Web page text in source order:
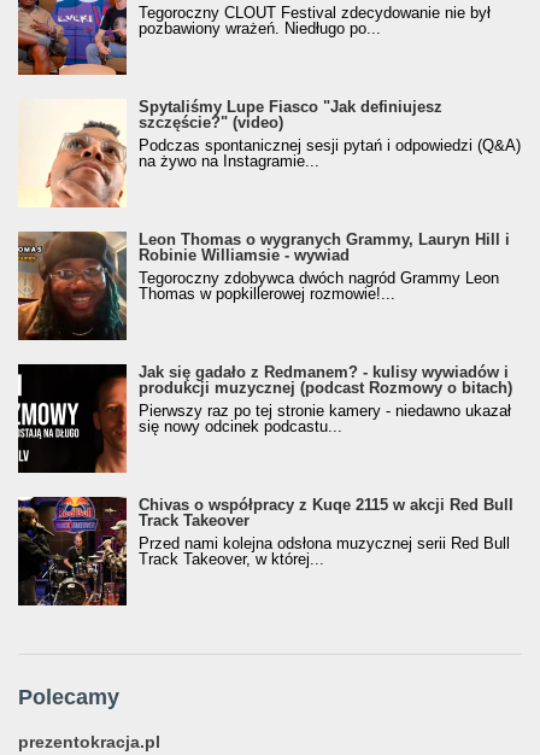
Tegoroczny CLOUT Festival zdecydowanie nie był
pozbawiony wrażeń. Niedługo po...
Spytaliśmy Lupe Fiasco "Jak definiujesz
szczęście?" (video)
Podczas spontanicznej sesji pytań i odpowiedzi (Q&A)
na żywo na Instagramie...
Leon Thomas o wygranych Grammy, Lauryn Hill i
Robinie Williamsie - wywiad
Tegoroczny zdobywca dwóch nagród Grammy Leon
Thomas w popkillerowej rozmowie!...
Jak się gadało z Redmanem? - kulisy wywiadów i
produkcji muzycznej (podcast Rozmowy o bitach)
Pierwszy raz po tej stronie kamery - niedawno ukazał
się nowy odcinek podcastu...
Chivas o współpracy z Kuqe 2115 w akcji Red Bull
Track Takeover
Przed nami kolejna odsłona muzycznej serii Red Bull
Track Takeover, w której...
Polecamy
prezentokracja.pl